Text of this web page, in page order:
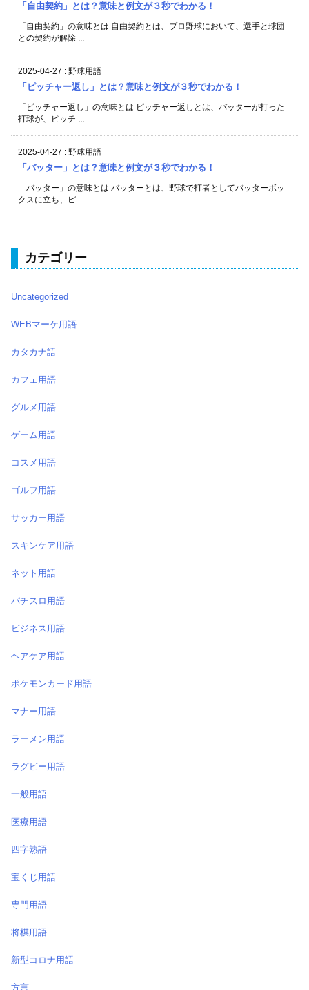
「自由契約」とは？意味と例文が３秒でわかる！
「自由契約」の意味とは 自由契約とは、プロ野球において、選手と球団
との契約が解除 ...
2025-04-27 : 野球用語
「ピッチャー返し」とは？意味と例文が３秒でわかる！
「ピッチャー返し」の意味とは ピッチャー返しとは、バッターが打った
打球が、ピッチ ...
2025-04-27 : 野球用語
「バッター」とは？意味と例文が３秒でわかる！
「バッター」の意味とは バッターとは、野球で打者としてバッターボッ
クスに立ち、ピ ...
カテゴリー
Uncategorized
WEBマーケ用語
カタカナ語
カフェ用語
グルメ用語
ゲーム用語
コスメ用語
ゴルフ用語
サッカー用語
スキンケア用語
ネット用語
パチスロ用語
ビジネス用語
ヘアケア用語
ポケモンカード用語
マナー用語
ラーメン用語
ラグビー用語
一般用語
医療用語
四字熟語
宝くじ用語
専門用語
将棋用語
新型コロナ用語
方言